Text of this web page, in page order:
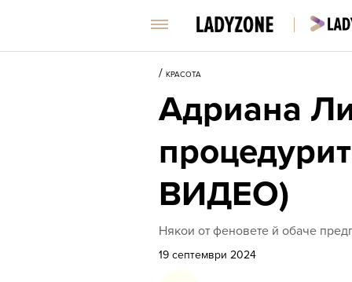
/ КРАСОТА
Адриана
ВИДЕО)
Някои от феновете й обаче
19 септември 2024